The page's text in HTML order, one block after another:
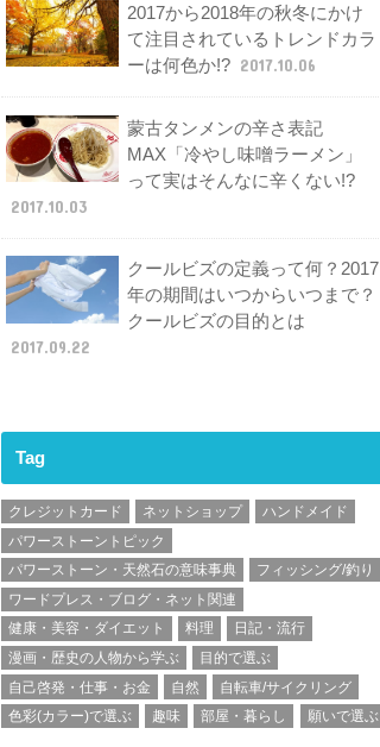
2017から2018年の秋冬にかけ
て注目されているトレンドカラ
ーは何色か!? 2017.10.06
蒙古タンメンの辛さ表記
MAX「冷やし味噌ラーメン」
って実はそんなに辛くない!?
2017.10.03
クールビズの定義って何？2017
年の期間はいつからいつまで？
クールビズの目的とは
2017.09.22
Tag
クレジットカード ネットショップ
ハンドメイド
パワーストーントピック
パワーストーン・天然石の意味事典
フィッシング/釣り
ワードプレス・ブログ・ネット関連
健康・美容・ダイエット
料理
日記・流行
漫画・歴史の人物から学ぶ
目的で選ぶ
自己啓発・仕事・お金
自然
自転車/サイクリング
色彩(カラー)で選ぶ
趣味 部屋・暮らし 願いで選ぶ